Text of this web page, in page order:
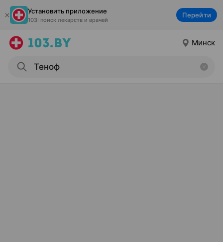
Установить приложение
103: поиск лекарств и врачей
Перейти
Минск